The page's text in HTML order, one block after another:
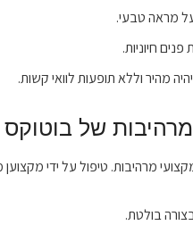
מראה טבעי.
חיוניות.
מהיר וללא תופעות לוואי קשות.
של בוטוקס
מרהיבות. טיפול על ידי
בולטת.